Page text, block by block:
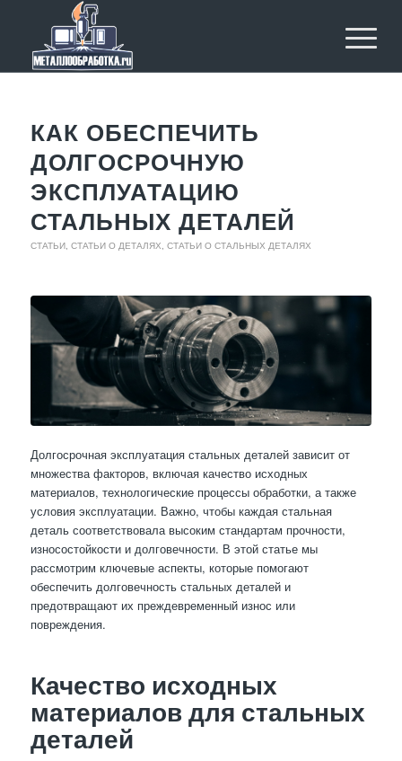
КАК ОБЕСПЕЧИТЬ
ДОЛГОСРОЧНУЮ
ЭКСПЛУАТАЦИЮ
СТАЛЬНЫХ ДЕТАЛЕЙ
СТАТЬИ, СТАТЬИ О ДЕТАЛЯХ СТАТЬИ О СТАЛЬНЫХ ДЕТАЛЯХ
Долгосрочная эксплуатация стальных деталей зависит от
множества факторов, включая качество исходных
материалов, технологические процессы обработки, а также
условия эксплуатации. Важно, чтобы каждая стальная
деталь соответствовала высоким стандартам прочности,
износостойкости и долговечности. В этой статье мы
рассмотрим ключевые аспекты, которые помогают
обеспечить долговечность стальных деталей и
предотвращают их преждевременный износ или
повреждения.
Качество исходных
материалов для стальных
деталей